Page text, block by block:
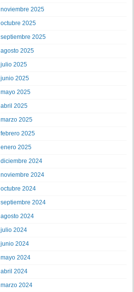
noviembre 2025
octubre 2025
septiembre 2025
agosto 2025
julio 2025
junio 2025
mayo 2025
abril 2025
marzo 2025
febrero 2025
enero 2025
diciembre 2024
noviembre 2024
octubre 2024
septiembre 2024
agosto 2024
julio 2024
junio 2024
mayo 2024
abril 2024
marzo 2024